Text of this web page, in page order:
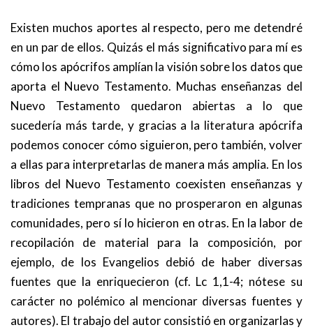
Existen muchos aportes al respecto, pero me detendré
en un par de ellos. Quizás el más significativo para mí es
cómo los apócrifos amplían la visión sobre los datos que
aporta el Nuevo Testamento. Muchas enseñanzas del
Nuevo Testamento quedaron abiertas a lo que
sucedería más tarde, y gracias a la literatura apócrifa
podemos conocer cómo siguieron, pero también, volver
a ellas para interpretarlas de manera más amplia. En los
libros del Nuevo Testamento coexisten enseñanzas y
tradiciones tempranas que no prosperaron en algunas
comunidades, pero sí lo hicieron en otras. En la labor de
recopilación de material para la composición, por
ejemplo, de los Evangelios debió de haber diversas
fuentes que la enriquecieron (cf. Lc 1,1-4; nótese su
carácter no polémico al mencionar diversas fuentes y
autores). El trabajo del autor consistió en organizarlas y